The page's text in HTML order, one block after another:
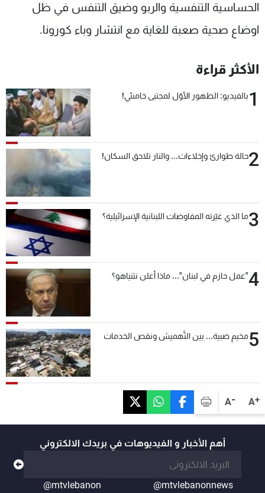
A+
A-
الحساسية التنفسية والربو وضيق التنفس في ظل
اوضاع صحية صعبة للغاية مع انتشار وباء كورونا.
الأكثر قراءة
1بالفيديو: الظهور الأوّل لمجتبى خامنئي!
2حالة طوارئ وإخلاءات... والنار تلاحق السكان!
3ما الذي غيّرته المفاوضات اللبنانية الإسرائيلية؟
4"عمل حازم في لبنان"... ماذا أعلن نتنياهو؟
5مخيم ضبية... بين التَّهميش ونقص الخدمات
أهم الأخبار و الفيديوهات في بريدك الالكتروني
@mtvlebanonnews
@mtvlebanon